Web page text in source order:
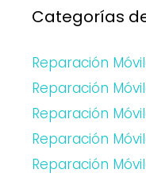
Categorías
Reparación
Reparación
Reparación
Reparación
Reparación